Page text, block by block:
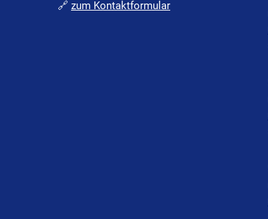
🔗 zum Kontaktformular